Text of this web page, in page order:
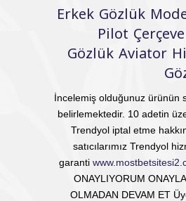
Erkek Gözlük
Pilot
Gözlük Aviator
İncelemiş olduğunuz ürünün
belirlemektedir. 10 adetin
Trendyol iptal etme
satıcılarımız Trendyol
garanti
ONAYLIYORUM
OLMADAN DEVAM ET